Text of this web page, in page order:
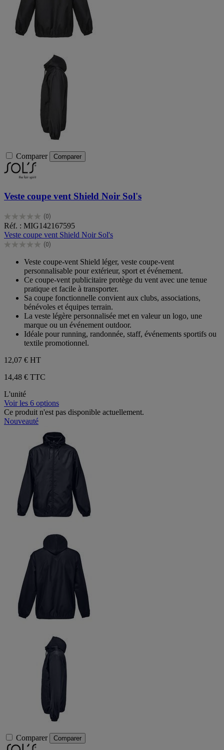
Comparer Comparer
Veste coupe vent Shield Noir Sol's
(0)
0.0
sur
5
étoiles.
Réf. : MIG142167595
Veste coupe vent Shield Noir Sol's
(0)
0.0
étoiles.
Veste coupe-vent Shield léger, veste coupe-vent
personnalisable pour extérieur, sport et événement.
Ce coupe-vent publicitaire protège du vent avec une tenue
pratique et facile à transporter.
Sa coupe fonctionnelle convient aux clubs, associations,
bénévoles et équipes terrain.
La veste légère personnalisée met en valeur un logo, une
marque ou un événement outdoor.
Idéale pour running, randonnée, staff, événements sportifs ou
textile promotionnel.
12,07 € HT
14,48 € TTC
L'unité
Voir les 6 options
Ce produit n'est pas disponible actuellement.
Nouveauté
Comparer Comparer